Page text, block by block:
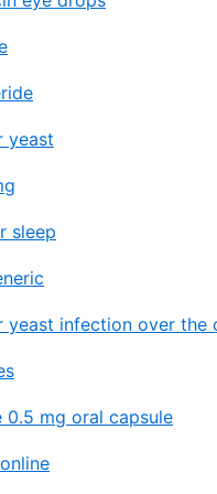
yeast
sleep
yeast infection over the
0.5 mg oral capsule